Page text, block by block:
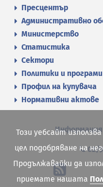
Пресцентър
Административно
Министерство
Статистика
Сектори
Политики и програми
Профил на купувача
Нормативни актове
02/
Този уебсайт
цел подобряване на
Продължавайки да
приемате нашата